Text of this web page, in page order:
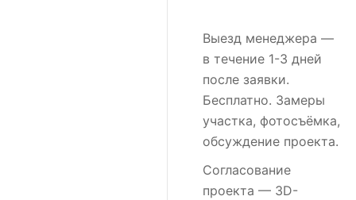
Выезд менеджера —
в течение 1-3 дней
после заявки.
Бесплатно. Замеры
участка, фотосъёмка,
обсуждение проекта.
Согласование
проекта — 3D-